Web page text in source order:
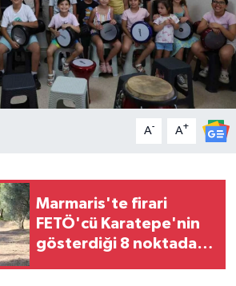
A- A+
Marmaris'te firari
FETÖ'cü Karatepe'nin
gösterdiği 8 noktada